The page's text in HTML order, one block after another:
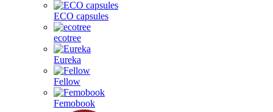
ECO capsules
ecotree
Eureka
Fellow
Femobook